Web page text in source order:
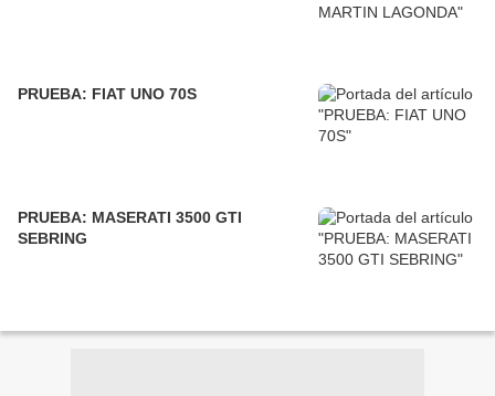
PRUEBA: FIAT UNO 70S
PRUEBA: MASERATI 3500 GTI
SEBRING